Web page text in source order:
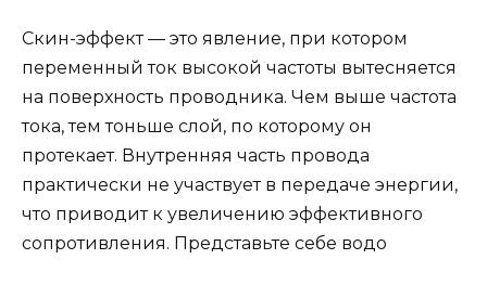
Скин-эффект — это явление, при котором
переменный ток высокой частоты вытесняется
на поверхность проводника. Чем выше частота
тока, тем тоньше слой, по которому он
протекает. Внутренняя часть провода
практически не участвует в передаче энергии,
что приводит к увеличению эффективного
сопротивления. Представьте себе водо